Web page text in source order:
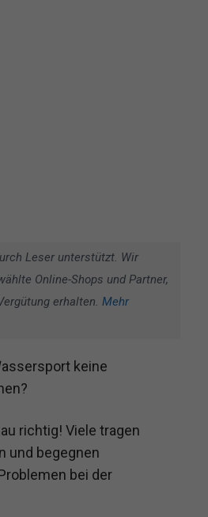
Leser unterstützt. Wir
Online-Shops und Partner,
erhalten. Mehr
keine
richtig! Viele tragen
und begegnen
bei der